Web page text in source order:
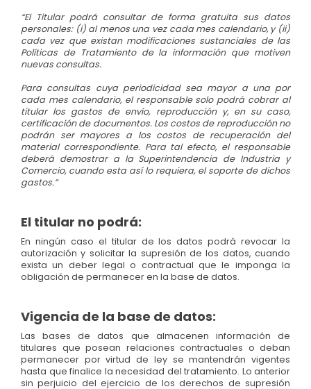
“El Titular podrá consultar de forma gratuita sus datos
personales: (i) al menos una vez cada mes calendario, y (ii)
cada vez que existan modificaciones sustanciales de las
Políticas de Tratamiento de la información que motiven
nuevas consultas.
Para consultas cuya periodicidad sea mayor a una por
cada mes calendario, el responsable solo podrá cobrar al
titular los gastos de envío, reproducción y, en su caso,
certificación de documentos. Los costos de reproducción no
podrán ser mayores a los costos de recuperación del
material correspondiente. Para tal efecto, el responsable
deberá demostrar a la Superintendencia de Industria y
Comercio, cuando esta así lo requiera, el soporte de dichos
gastos.”
El titular no podrá:
En ningún caso el titular de los datos podrá revocar la
autorización y solicitar la supresión de los datos, cuando
exista un deber legal o contractual que le imponga la
obligación de permanecer en la base de datos.
Vigencia de la base de datos:
Las bases de datos que almacenen información de
titulares que posean relaciones contractuales o deban
permanecer por virtud de ley se mantendrán vigentes
hasta que finalice la necesidad del tratamiento. Lo anterior
sin perjuicio del ejercicio de los derechos de supresión